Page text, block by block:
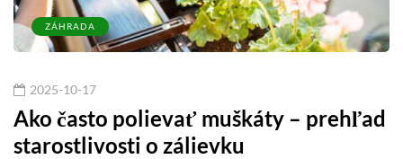
ZÁHRADA
2025-10-17
Ako často polievať muškáty – prehľad
starostlivosti o zálievku